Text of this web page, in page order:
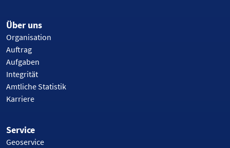
Über uns
Organisation
Auftrag
Aufgaben
Integrität
Amtliche Statistik
Karriere
Service
Geoservice